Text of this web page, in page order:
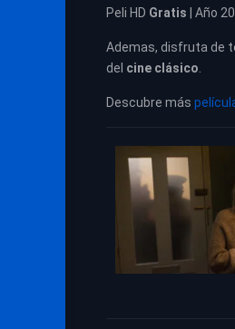
Peli HD Gratis | Año
Ademas, disfruta de
del cine clásico
Descubre más